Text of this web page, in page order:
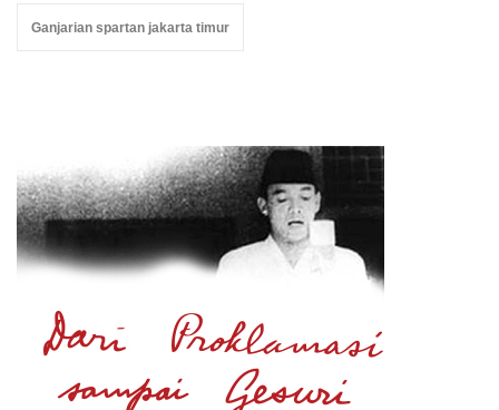
Ganjarian spartan jakarta timur